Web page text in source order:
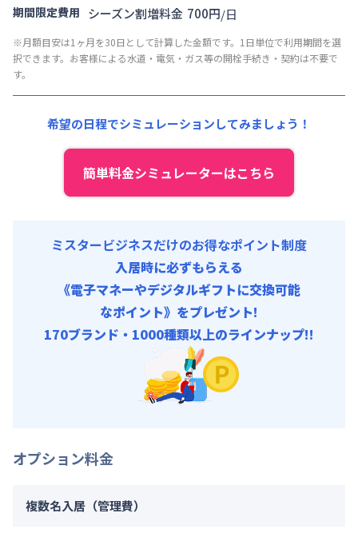
リネン代 : 9,000円/回 (税抜)
その他費用 :
初期費用
契約事務手数料 : 10,000円/回 (税抜)
リネン代 : 9,000円/回 (税抜)
月額賃料目安(30日利用)
光熱費他 : 27,000円/月 (900円/日) (税抜)
清掃料他 :
その他費用 :
初期費用
契約事務手数料 : 10,000円/回 (税抜)
リネン代 : 9,000円/回 (税抜)
期間限定費用 シーズン割増料金 700円/日
※月額目安は1ヶ月を30日として計算した金額です。1日単位で利用期間を選
択できます。お客様による水道・電気・ガス等の開栓手続き・契約は不要で
す。
希望の日程でシミュレーションしてみましょう！
簡単料金シミュレーターはこちら
ミスタービジネスだけのお得なポイント制度
入居時に必ずもらえる
《電子マネーやデジタルギフトに交換可能
なポイント》をプレゼント!
170ブランド・1000種類以上のラインナップ!!
オプション料金
複数名入居（管理費）